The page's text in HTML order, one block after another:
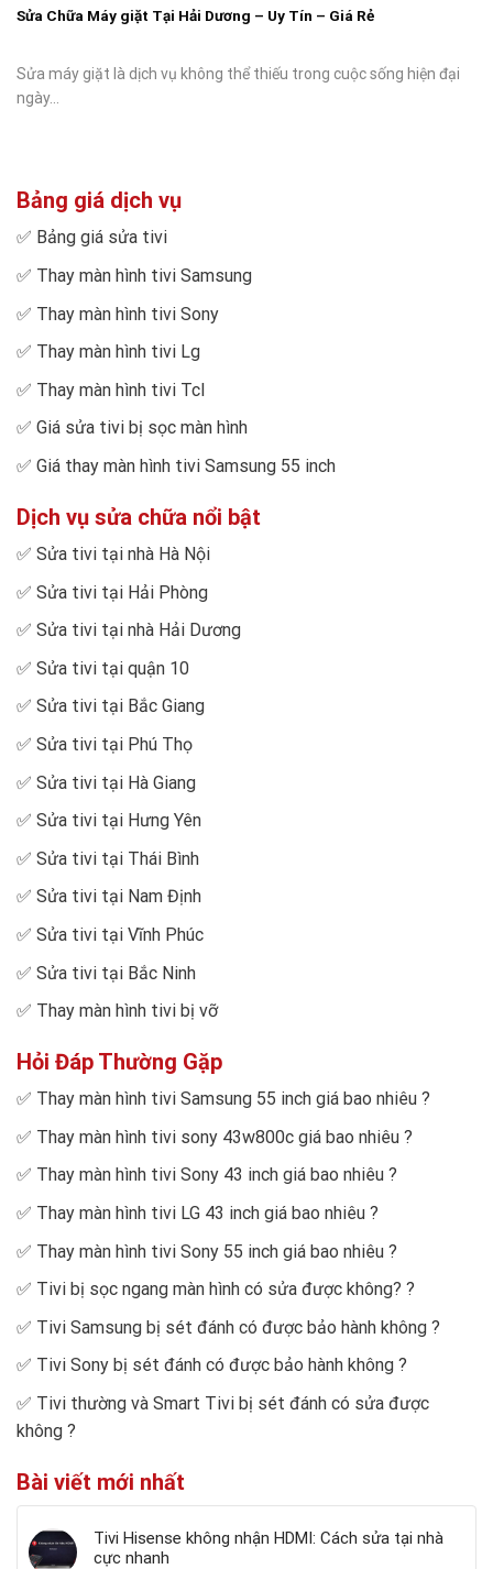
Sửa Chữa Máy giặt Tại Hải Dương – Uy Tín – Giá Rẻ
Sửa máy giặt là dịch vụ không thể thiếu trong cuộc sống hiện đại
ngày...
Bảng giá dịch vụ
✅ Bảng giá sửa tivi
✅ Thay màn hình tivi Samsung
✅ Thay màn hình tivi Sony
✅ Thay màn hình tivi Lg
✅ Thay màn hình tivi Tcl
✅ Giá sửa tivi bị sọc màn hình
✅ Giá thay màn hình tivi Samsung 55 inch
Dịch vụ sửa chữa nổi bật
✅ Sửa tivi tại nhà Hà Nội
✅ Sửa tivi tại Hải Phòng
✅ Sửa tivi tại nhà Hải Dương
✅ Sửa tivi tại quận 10
✅ Sửa tivi tại Bắc Giang
✅ Sửa tivi tại Phú Thọ
✅ Sửa tivi tại Hà Giang
✅ Sửa tivi tại Hưng Yên
✅ Sửa tivi tại Thái Bình
✅ Sửa tivi tại Nam Định
✅ Sửa tivi tại Vĩnh Phúc
✅ Sửa tivi tại Bắc Ninh
✅ Thay màn hình tivi bị vỡ
Hỏi Đáp Thường Gặp
✅ Thay màn hình tivi Samsung 55 inch giá bao nhiêu ?
✅ Thay màn hình tivi sony 43w800c giá bao nhiêu ?
✅ Thay màn hình tivi Sony 43 inch giá bao nhiêu ?
✅ Thay màn hình tivi LG 43 inch giá bao nhiêu ?
✅ Thay màn hình tivi Sony 55 inch giá bao nhiêu ?
✅ Tivi bị sọc ngang màn hình có sửa được không? ?
✅ Tivi Samsung bị sét đánh có được bảo hành không ?
✅ Tivi Sony bị sét đánh có được bảo hành không ?
✅ Tivi thường và Smart Tivi bị sét đánh có sửa được
không ?
Bài viết mới nhất
Tivi Hisense không nhận HDMI: Cách sửa tại nhà
cực nhanh